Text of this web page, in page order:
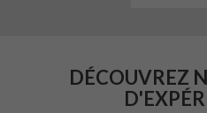
DÉCOUVREZ